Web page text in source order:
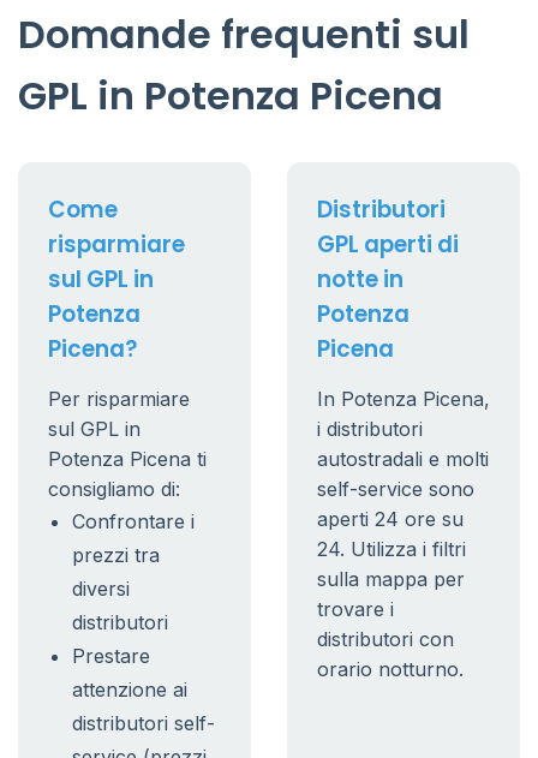
Domande frequenti sul
GPL in Potenza Picena
Come
risparmiare
sul GPL in
Potenza
Picena?
Per risparmiare
sul GPL in
Potenza Picena ti
consigliamo di:
Confrontare i
prezzi tra
diversi
distributori
Prestare
attenzione ai
distributori self-
Distributori
GPL aperti di
notte in
Potenza
Picena
In Potenza Picena,
i distributori
autostradali e molti
self-service sono
aperti 24 ore su
24. Utilizza i filtri
sulla mappa per
trovare i
distributori con
orario notturno.